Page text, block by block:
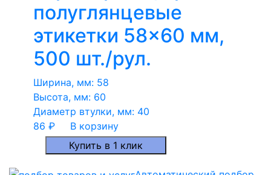
полуглянцевые
этикетки 58×60 мм,
500 шт./рул.
Ширина, мм: 58
Высота, мм: 60
Диаметр втулки, мм: 40
86 ₽
В корзину
Купить в 1 клик